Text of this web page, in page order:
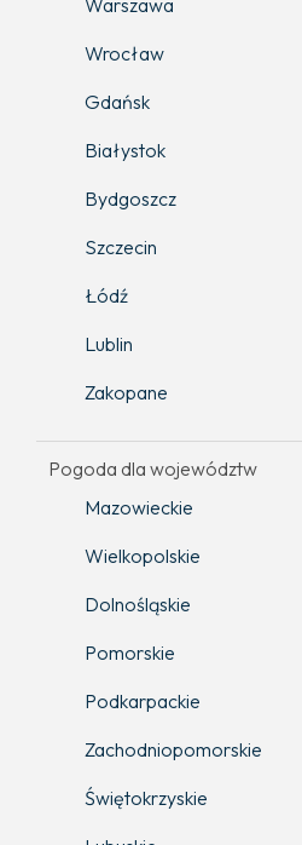
Wrocław
Gdańsk
Białystok
Bydgoszcz
Szczecin
Łódź
Lublin
Zakopane
Pogoda dla województw
Mazowieckie
Wielkopolskie
Dolnośląskie
Pomorskie
Podkarpackie
Zachodniopomorskie
Świętokrzyskie